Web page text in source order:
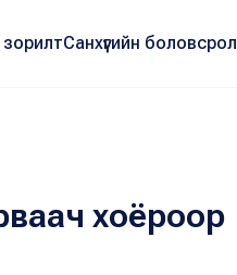
Санхүүгийн боловсрол
хоёроор